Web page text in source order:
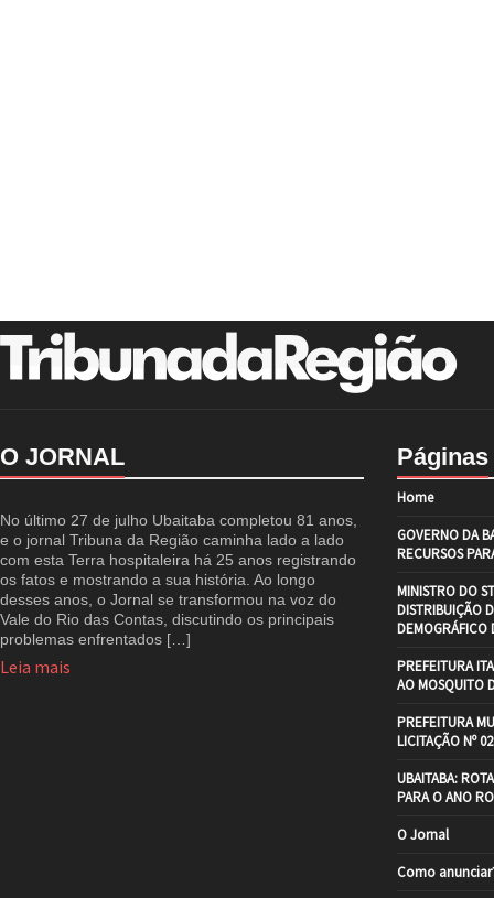
O JORNAL
No último 27 de julho Ubaitaba completou 81 anos,
e o jornal Tribuna da Região caminha lado a lado
com esta Terra hospitaleira há 25 anos registrando
os fatos e mostrando a sua história. Ao longo
desses anos, o Jornal se transformou na voz do
Vale do Rio das Contas, discutindo os principais
problemas enfrentados […]
Leia mais
Páginas
Home
GOVERNO DA
RECURSOS
MINISTRO DO
DISTRIBUIÇÃO
DEMOGRÁFICO
PREFEITURA
AO MOSQUITO
PREFEITURA
LICITAÇÃO Nº
UBAITABA:
PARA O ANO
O Jornal
Como